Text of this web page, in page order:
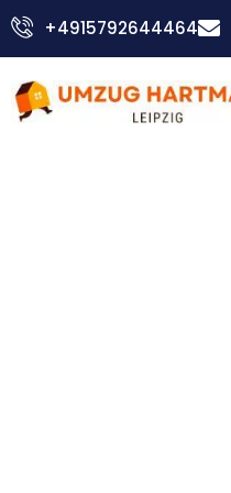
Zum
Inhalt
+4915792644464